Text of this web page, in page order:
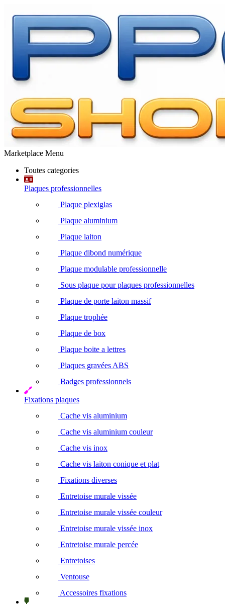
Marketplace Menu
Toutes categories
Plaques professionnelles
Plaque plexiglas
Plaque aluminium
Plaque laiton
Plaque dibond numérique
Plaque modulable professionnelle
Sous plaque pour plaques professionnelles
Plaque de porte laiton massif
Plaque trophée
Plaque de box
Plaque boite a lettres
Plaques gravées ABS
Badges professionnels
Fixations plaques
Cache vis aluminium
Cache vis aluminium couleur
Cache vis inox
Cache vis laiton conique et plat
Fixations diverses
Entretoise murale vissée
Entretoise murale vissée couleur
Entretoise murale vissée inox
Entretoise murale percée
Entretoises
Ventouse
Accessoires fixations